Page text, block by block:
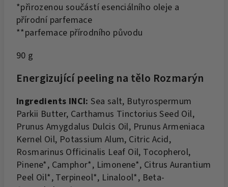
*přirozenou součástí esenciálního oleje a
přírodní parfemace
**parfemace přírodního původu
90 g
Energizující peeling na tělo Rozmarýn
Ingredients INCI:Sea salt, Butyrospermum
Parkii Butter, Carthamus Tinctorius Seed Oil,
Prunus Amygdalus Dulcis Oil, Prunus Armeniaca
Kernel Oil, Potassium Alum, Citric Acid,
Rosmarinus Officinalis Leaf Oil, Tocopherol,
Pinene*, Camphor*, Limonene*, Citrus Aurantium
Peel Oil*, Terpineol*, Linalool*, Beta-